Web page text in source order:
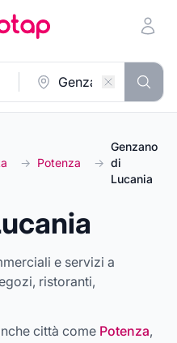
→ Potenza →
Genzano
di
Lucania
e servizi a
ristoranti,
città come Potenza,